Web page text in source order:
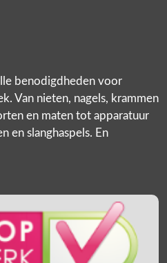
benodigdheden voor
Van nieten, nagels, krammen
en maten tot apparatuur
en slanghaspels. En